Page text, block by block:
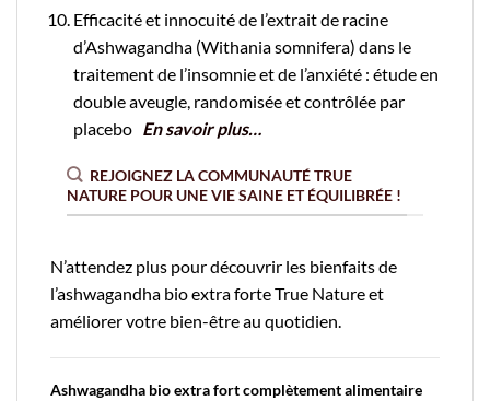
Efficacité et innocuité de l’extrait de racine
d’Ashwagandha (Withania somnifera) dans le
traitement de l’insomnie et de l’anxiété : étude en
double aveugle, randomisée et contrôlée par
placebo En savoir plus…
REJOIGNEZ LA COMMUNAUTÉ TRUE
NATURE POUR UNE VIE SAINE ET ÉQUILIBRÉE !
N’attendez plus pour découvrir les bienfaits de
l’ashwagandha bio extra forte True Nature et
améliorer votre bien-être au quotidien.
Ashwagandha bio extra fort complètement alimentaire